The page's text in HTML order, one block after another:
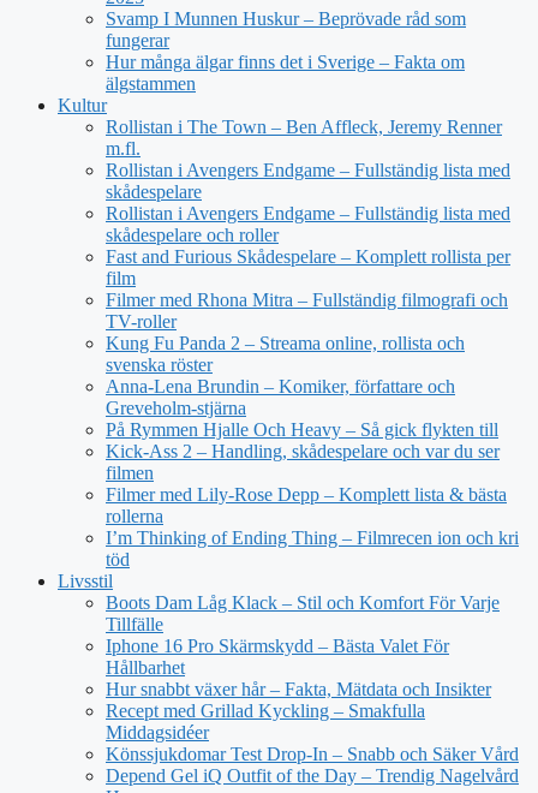
Svamp I Munnen Huskur – Beprövade råd som
fungerar
Hur många älgar finns det i Sverige – Fakta om
älgstammen
Kultur
Rollistan i The Town – Ben Affleck, Jeremy Renner
m.fl.
Rollistan i Avengers Endgame – Fullständig lista med
skådespelare
Rollistan i Avengers Endgame – Fullständig lista med
skådespelare och roller
Fast and Furious Skådespelare – Komplett rollista per
film
Filmer med Rhona Mitra – Fullständig filmografi och
TV-roller
Kung Fu Panda 2 – Streama online, rollista och
svenska röster
Anna-Lena Brundin – Komiker, författare och
Greveholm-stjärna
På Rymmen Hjalle Och Heavy – Så gick flykten till
Kick-Ass 2 – Handling, skådespelare och var du ser
filmen
Filmer med Lily-Rose Depp – Komplett lista & bästa
rollerna
I’m Thinking of Ending Thing – Filmrecen ion och kri
töd
Livsstil
Boots Dam Låg Klack – Stil och Komfort För Varje
Tillfälle
Iphone 16 Pro Skärmskydd – Bästa Valet För
Hållbarhet
Hur snabbt växer hår – Fakta, Mätdata och Insikter
Recept med Grillad Kyckling – Smakfulla
Middagsidéer
Könssjukdomar Test Drop-In – Snabb och Säker Vård
Depend Gel iQ Outfit of the Day – Trendig Nagelvård